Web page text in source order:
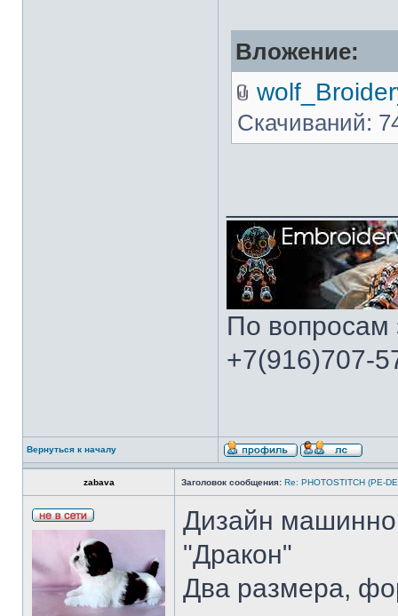
Вложение:
Скачиваний:
По вопросам
+7(916)707-
Вернуться к началу
zabava Заголовок сообщения: Re: PHOTOSTITCH (PE-
Дизайн
"Дракон"
Два размера,